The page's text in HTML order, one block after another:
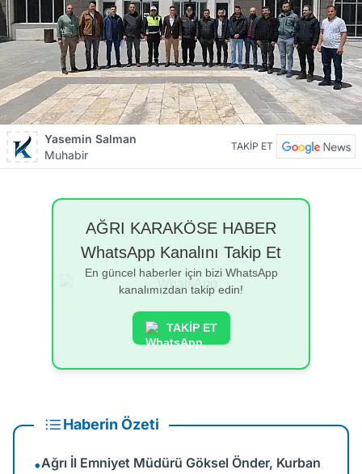
Yasemin Salman
Muhabir
TAKİP ET
AĞRI KARAKÖSE HABER
WhatsApp Kanalını Takip Et
En güncel haberler için bizi WhatsApp
kanalımızdan takip edin!
TAKİP ET
Haberin Özeti
•Ağrı İl Emniyet Müdürü Göksel Önder, Kurban